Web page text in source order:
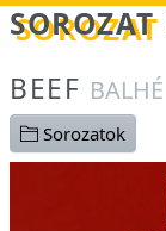
Betöltés...
BEEF BALHÉ
Sorozatok